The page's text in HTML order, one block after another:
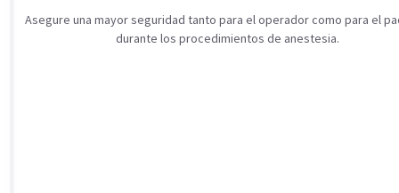
Asegure una mayor seguridad tanto para el operador como para el
durante los procedimientos de anestesia.